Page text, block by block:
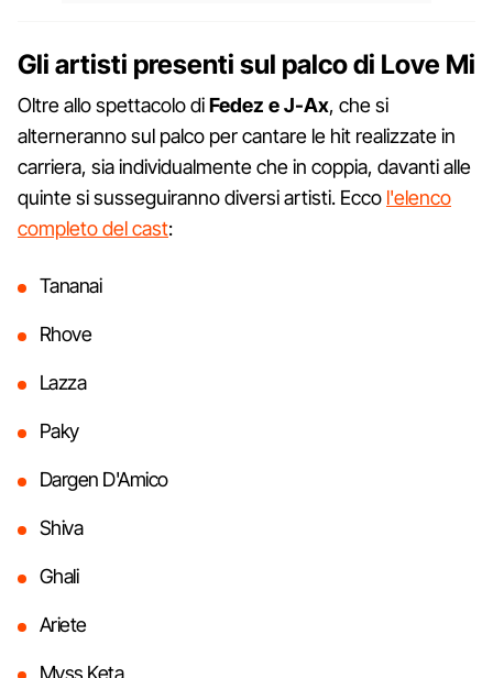
Gli artisti presenti sul palco di Love Mi
Oltre allo spettacolo diFedez e J-Ax, che si
alterneranno sul palco per cantare le hit realizzate in
carriera, sia individualmente che in coppia, davanti alle
quinte si susseguiranno diversi artisti. Ecco l'elenco
completo del cast:
Tananai
Rhove
Lazza
Paky
Dargen D'Amico
Shiva
Ghali
Ariete
Myss Keta